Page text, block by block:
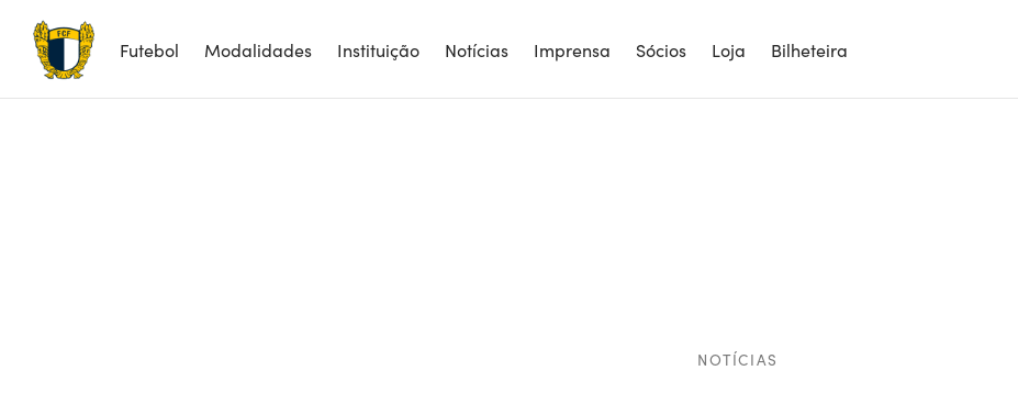
Futebol Modalidades Instituição Notícias Imprensa Sócios Loja Bilheteira
NOTÍCIAS